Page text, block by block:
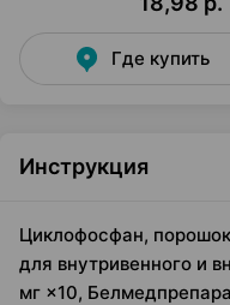
Где купить
Инструкция
Циклофосфан,
для внутривенного и
мг ×10,